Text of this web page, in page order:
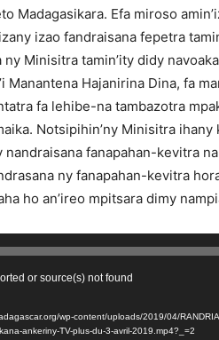
Madagasikara. Efa miroso
izao fandraisana fepetra
Minisitra tamin’ity didy
Manantena Hajanirina Dina, fa
fa lehibe-na tambazotra
Notsipihin’ny Minisitra
nandraisana fanapahan-kevitra
ny fanapahan-kevitra
ho an’ireo mpitsara dimy
or source(s) not found
wp-content/uploads/2019/04/
ankeriny-TV-plus-du-3-avril-2019.mp4?_=2